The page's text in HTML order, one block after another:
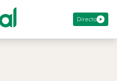
Directo